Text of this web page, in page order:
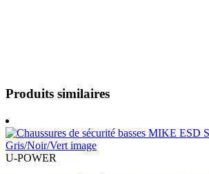
Produits similaires
U-POWER